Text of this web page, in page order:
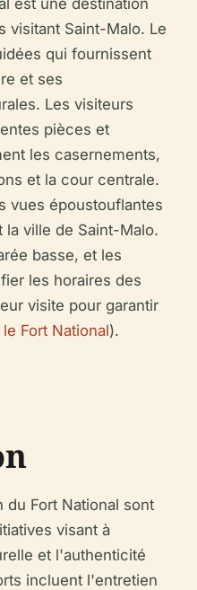
visitant Saint-Malo. Le
qui fournissent
et ses
Les visiteurs
pièces et
les casernements,
et la cour centrale.
vues époustouflantes
la ville de Saint-Malo.
basse, et les
les horaires des
visite pour garantir
Fort National).
du Fort National sont
visant à
et l'authenticité
incluent l'entretien